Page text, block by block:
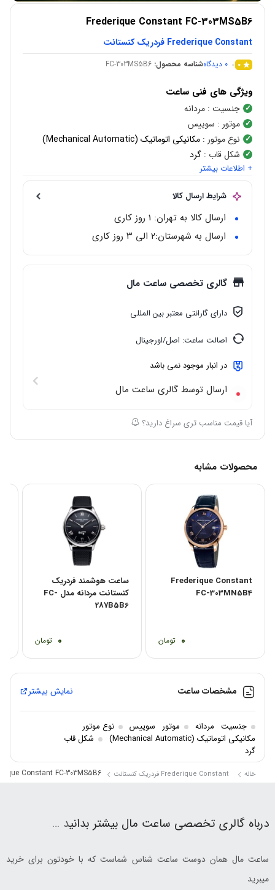
Frederique Constant FC-303MS5B6
Frederique Constant فردریک کنستانت
0
0 دیدگاهشناسه محصول: FC-303MS5B6
ویژگی های فنی ساعت
جنسیت : مردانه
موتور : سوییس
نوع موتور : مکانیکی اتوماتیک (Mechanical Automatic)
شکل قاب : گرد
رنگ صفحه
رنگ قاب:نقره ای
رنگ بند: مشکی
نوع قفل: سگکی ساده
+ اطلاعات بیشتر
شرایط ارسال کالا
ارسال کالا به تهران: 1 روز کاری
ارسال به شهرستان:‌۲ الی ۳ روز کاری
گالری تخصصی ساعت مال
دارای گارانتی معتبر بین المللی
اصالت ساعت: اصل/اورجینال
در انبار موجود نمی باشد
ارسال توسط گالری ساعت مال
آیا قیمت مناسب تری سراغ دارید؟
محصولات مشابه
Frederique Constant
FC-303MN5B4
0 تومان
ساعت هوشمند فردریک
کنستانت مردانه مدل FC-
287B5B6
0 تومان
مشخصات ساعت نمایش بیشتر
جنسیت مردانه موتور سوییس
نوع موتور
مکانیکی اتوماتیک (Mechanical Automatic)
شکل قاب
گرد
خانه Frederique Constant فردریک کنستانت Constant FC-303MS5B6
درباه گالری تخصصی ساعت مال بیشتر بدانید …
ساعت مال همان دوست ساعت شناس شماست که با خودتون برای خرید
میبرید